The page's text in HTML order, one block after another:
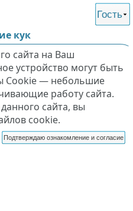
Гость
кук
сайта на Ваш
устройство могут быть
Cookie — небольшие
работу сайта.
сайта, вы
cookie.
Подтверждаю ознакомление и согласие